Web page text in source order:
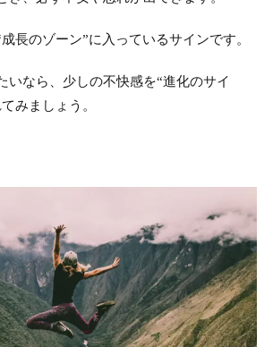
長のゾーン”に入っているサインです。
いなら、少しの不快感を“進化のサイ
みましょう。